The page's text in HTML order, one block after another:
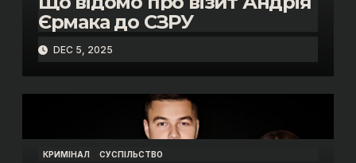
Єрмака до СЗРУ
DEC 5, 2025
КРИМІНАЛ СУСПІЛЬСТВО